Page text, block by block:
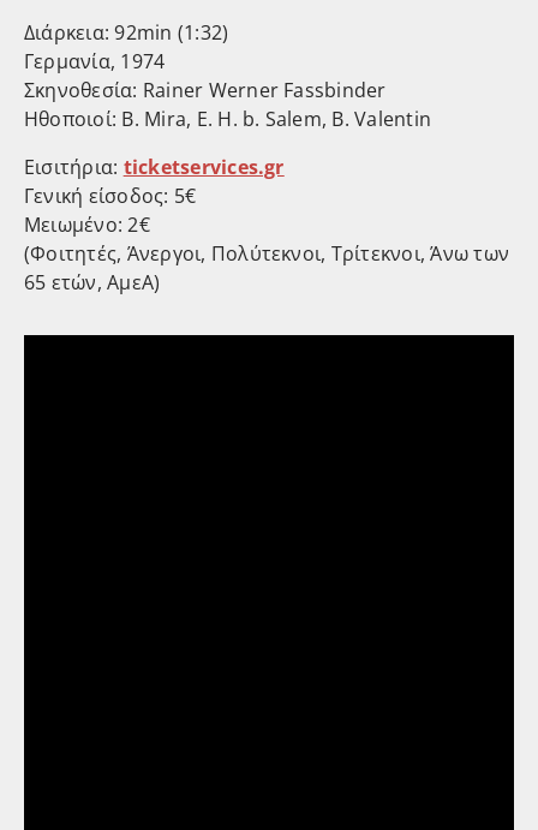
Διάρκεια: 92min (1:32)
Γερμανία, 1974
Σκηνοθεσία: Rainer Werner Fassbinder
Ηθοποιοί: B. Mira, E. H. b. Salem, B. Valentin
Εισιτήρια: ticketservices.gr
Γενική είσοδος: 5€
Μειωμένο: 2€
(Φοιτητές, Άνεργοι, Πολύτεκνοι, Τρίτεκνοι, Άνω των
65 ετών, ΑμεΑ)